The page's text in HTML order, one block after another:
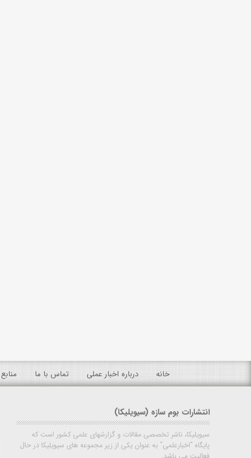
خانه درباره اخبار عملی تماس با ما منابع
انتشارات بوم سازه (سیویلیکا)
سیویلیکا، ناشر تخصصی مقالات و گزارشهای علمی کشور است که
پایگاه "اخبارعلمی" به عنوان یکی از زیر مجموعه های سیویلیکا در حال